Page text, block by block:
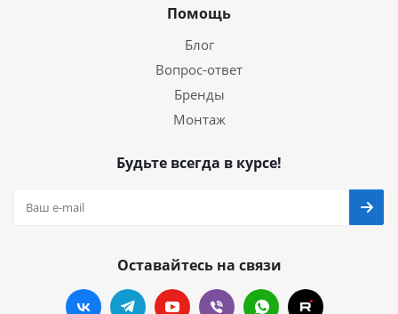
Помощь
Блог
Вопрос-ответ
Бренды
Монтаж
Будьте всегда в курсе!
Оставайтесь на связи